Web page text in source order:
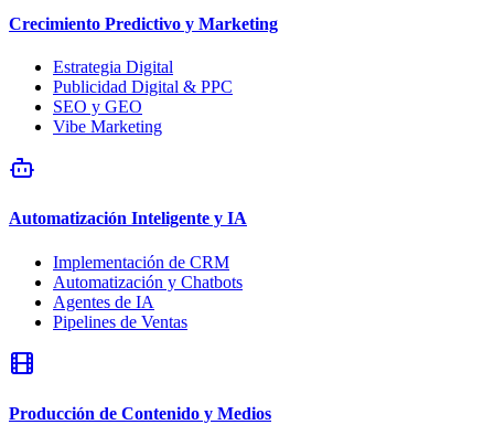
Crecimiento Predictivo y Marketing
Estrategia Digital
Publicidad Digital & PPC
SEO y GEO
Vibe Marketing
Automatización Inteligente y IA
Implementación de CRM
Automatización y Chatbots
Agentes de IA
Pipelines de Ventas
Producción de Contenido y Medios